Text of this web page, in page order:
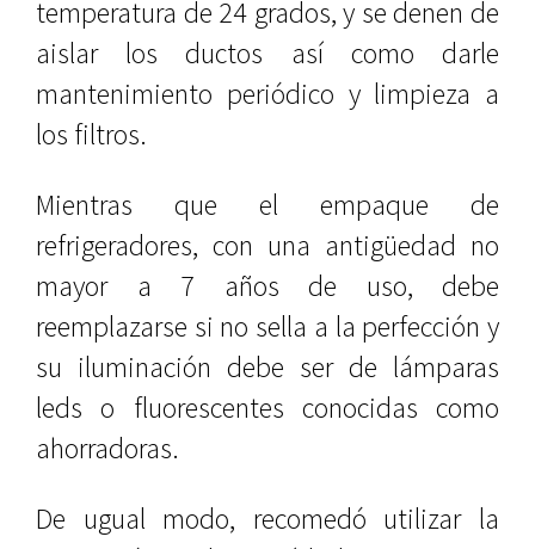
temperatura de 24 grados, y se denen de
aislar los ductos así como darle
mantenimiento periódico y limpieza a
los filtros.
Mientras que el empaque de
refrigeradores, con una antigüedad no
mayor a 7 años de uso, debe
reemplazarse si no sella a la perfección y
su iluminación debe ser de lámparas
leds o fluorescentes conocidas como
ahorradoras.
De ugual modo, recomedó utilizar la